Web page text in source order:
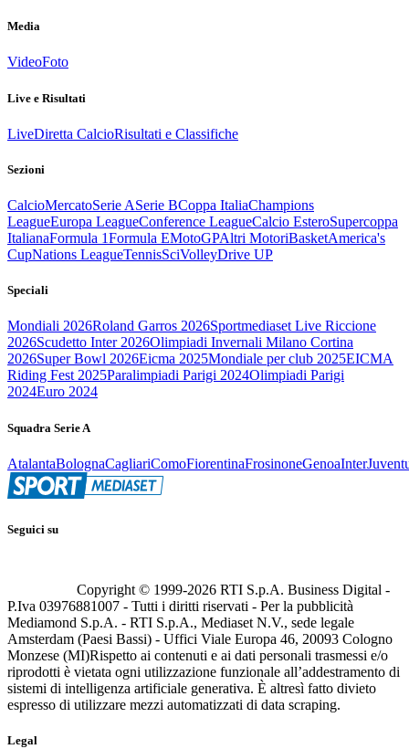
Media
VideoFoto
Live e Risultati
LiveDiretta CalcioRisultati e Classifiche
Sezioni
CalcioMercatoSerie ASerie BCoppa ItaliaChampions
LeagueEuropa LeagueConference LeagueCalcio EsteroSupercoppa
ItalianaFormula 1Formula EMotoGPAltri MotoriBasketAmerica's
CupNations LeagueTennisSciVolleyDrive UP
Speciali
Mondiali 2026Roland Garros 2026Sportmediaset Live Riccione
2026Scudetto Inter 2026Olimpiadi Invernali Milano Cortina
2026Super Bowl 2026Eicma 2025Mondiale per club 2025EICMA
Riding Fest 2025Paralimpiadi Parigi 2024Olimpiadi Parigi
2024Euro 2024
Squadra Serie A
AtalantaBolognaCagliariComoFiorentinaFrosinoneGenoaInter
Seguici su
Copyright © 1999-2026 RTI S.p.A. Business Digital -
P.Iva 03976881007 - Tutti i diritti riservati - Per la pubblicità
Mediamond S.p.A. - RTI S.p.A., Mediaset N.V., sede legale
Amsterdam (Paesi Bassi) - Uffici Viale Europa 46, 20093 Cologno
Monzese (MI)Rispetto ai contenuti e ai dati personali trasmessi e/o
riprodotti è vietata ogni utilizzazione funzionale all’addestramento di
sistemi di intelligenza artificiale generativa. È altresì fatto divieto
espresso di utilizzare mezzi automatizzati di data scraping.
Legal